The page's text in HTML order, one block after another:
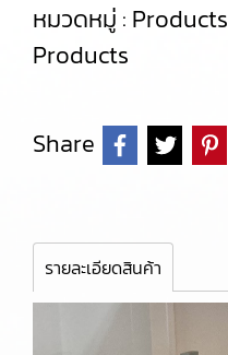
หมวดหมู่ : Products
Products
Share
รายละเอียดสินค้า